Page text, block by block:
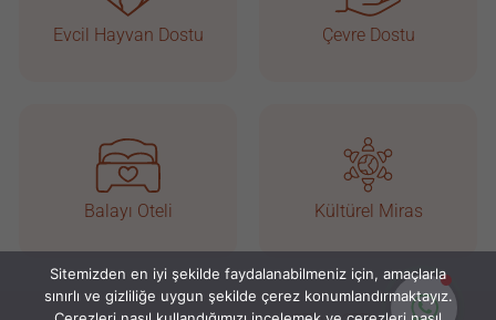
Çevrimiçi
Sohbete Başla
Evcil Hayvan Dostu Çevre Dostu
Balayı Oteli Kültürel Miras
Sitemizden en iyi şekilde faydalanabilmeniz için, amaçlarla
sınırlı ve gizliliğe uygun şekilde çerez konumlandırmaktayız.